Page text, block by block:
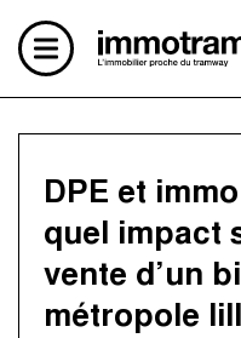
Vendre un bien
Estimation en
Créer une alerte
Le concept
Nos avis clients
DPE et
quel impact
vente d’un
métropole